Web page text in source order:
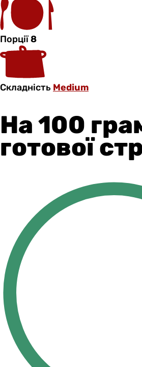
Порції8
Складність Medium
На 100
готової